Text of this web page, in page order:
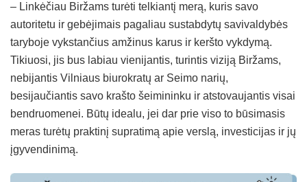
– Linkėčiau Biržams turėti telkiantį merą, kuris savo
autoritetu ir gebėjimais pagaliau sustabdytų savivaldybės
taryboje vykstančius amžinus karus ir keršto vykdymą.
Tikiuosi, jis bus labiau vienijantis, turintis viziją Biržams,
nebijantis Vilniaus biurokratų ar Seimo narių,
besijaučiantis savo krašto šeimininku ir atstovaujantis visai
bendruomenei. Būtų idealu, jei dar prie viso to būsimasis
meras turėtų praktinį supratimą apie verslą, investicijas ir jų
įgyvendinimą.